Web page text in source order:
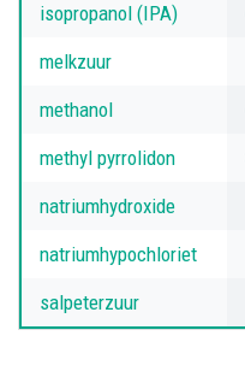
isopropanol (IPA)
melkzuur
methanol
methyl pyrrolidon
natriumhydroxide
natriumhypochloriet
salpeterzuur